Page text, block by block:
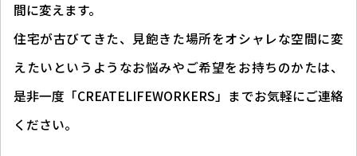
間に変えます。
住宅が古びてきた、見飽きた場所をオシャレな空間に変
えたいというようなお悩みやご希望をお持ちのかたは、
是非一度「CREATELIFEWORKERS」までお気軽にご連絡
ください。